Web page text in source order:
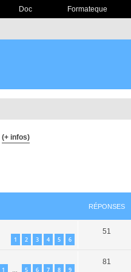
Doc Formateque
(+ infos)
RÉPONSES
1 2 3 4 5 6
51
1 … 5 6 7 8 9
81